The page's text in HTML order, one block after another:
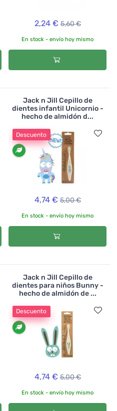
2,24 € 5,60 €
En stock - envío hoy mismo
Jack n Jill Cepillo de
dientes infantil Unicornio -
hecho de almidón d...
Descuento
4,74 € 5,00 €
En stock - envío hoy mismo
Jack n Jill Cepillo de
dientes para niños Bunny -
hecho de almidón de ...
Descuento
4,74 € 5,00 €
En stock - envío hoy mismo